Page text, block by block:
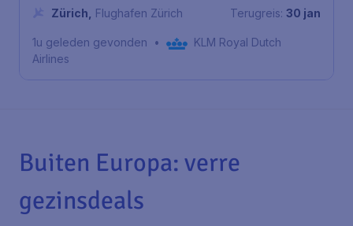
Schiphol
Zürich Flughafen Zürich
Terugreis: 30 jan
1u geleden gevonden •
KLM Royal Dutch
Airlines
Buiten Europa: verre
gezinsdeals